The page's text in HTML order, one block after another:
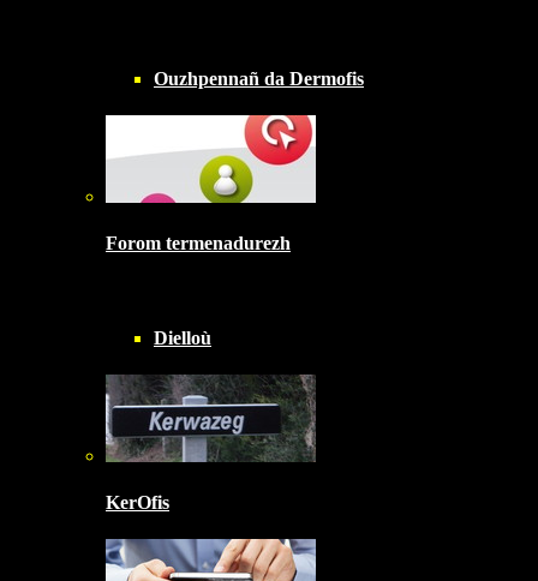
Ouzhpennañ da Dermofis
Forom termenadurezh
Dielloù
KerOfis